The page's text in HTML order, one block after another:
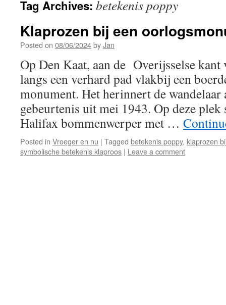
Tag Archives: betekenis poppy
Klaprozen bij een
Posted on 08/06/2024byJan
Op Den Kaat, aan de Overijsselse kant
langs een verhard pad vlakbij een
monument. Het herinnert de wandelaar
gebeurtenis uit mei 1943. Op deze plek
Halifax bommenwerper met …
Posted in Vroeger en nu | Tagged betekenis poppy, klaprozen
symbolische betekenis klaproos | Leave a comment